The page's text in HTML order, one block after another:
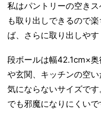
私はパントリーの空き
も取り出しできるので
ば、さらに取り出しやす
段ボールは幅42.1cm×
や玄関、キッチンの空
気にならないサイズで
でも邪魔になりにくいで